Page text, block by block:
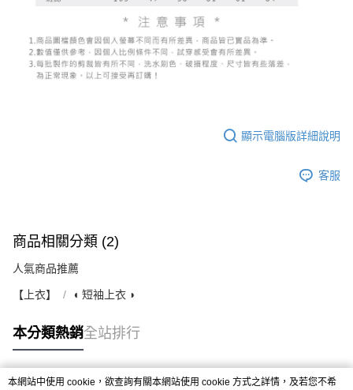
顯示電腦版詳細說明
客服
商品相關分類 (2)
人氣商品推薦
【上衣】 ◖ 短袖上衣 ◗
本分類熱銷全站排行
本網站中使用 cookie，欲查詢有關本網站使用 cookie 方式之詳情，及若您不希